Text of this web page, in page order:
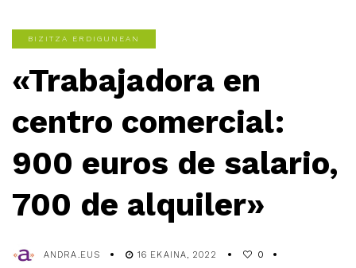
BIZITZA ERDIGUNEAN
«Trabajadora en
centro comercial:
900 euros de salario,
700 de alquiler»
ANDRA.EUS 16 EKAINA, 2022 0